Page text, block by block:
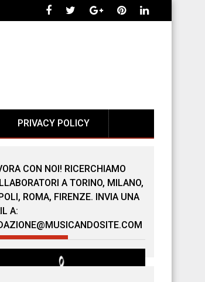
PRIVACY POLICY
CON NOI! RICERCHIAMO
A TORINO, MILANO,
ROMA, FIRENZE. INVIA UNA
A: